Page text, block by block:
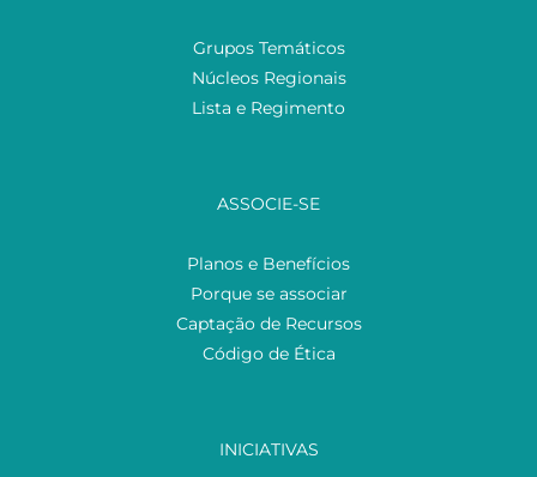
Grupos Temáticos
Núcleos Regionais
Lista e Regimento
ASSOCIE-SE
Planos e Benefícios
Porque se associar
Captação de Recursos
Código de Ética
INICIATIVAS